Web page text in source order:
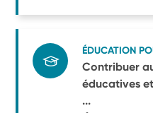
ÉDUCATION
Contribuer
éducatives
...